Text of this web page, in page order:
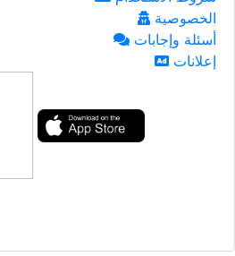
الخصوصية
أسئلة وإجابات
إعلانات